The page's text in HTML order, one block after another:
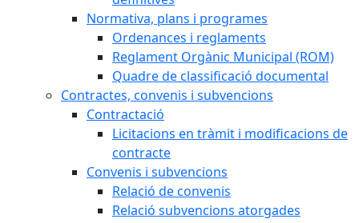
Normativa, plans i programes
Ordenances i reglaments
Reglament Orgànic Municipal (ROM)
Quadre de classificació documental
Contractes, convenis i subvencions
Contractació
Licitacions en tràmit i modificacions de
contracte
Convenis i subvencions
Relació de convenis
Relació subvencions atorgades